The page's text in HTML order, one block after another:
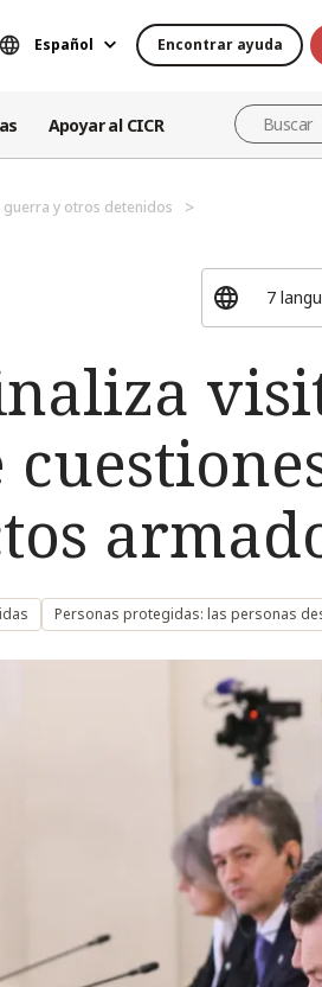
Español Encontrar ayuda
Apoyar al CICR
guerra y otros detenidos
Personas protegidas: las personas